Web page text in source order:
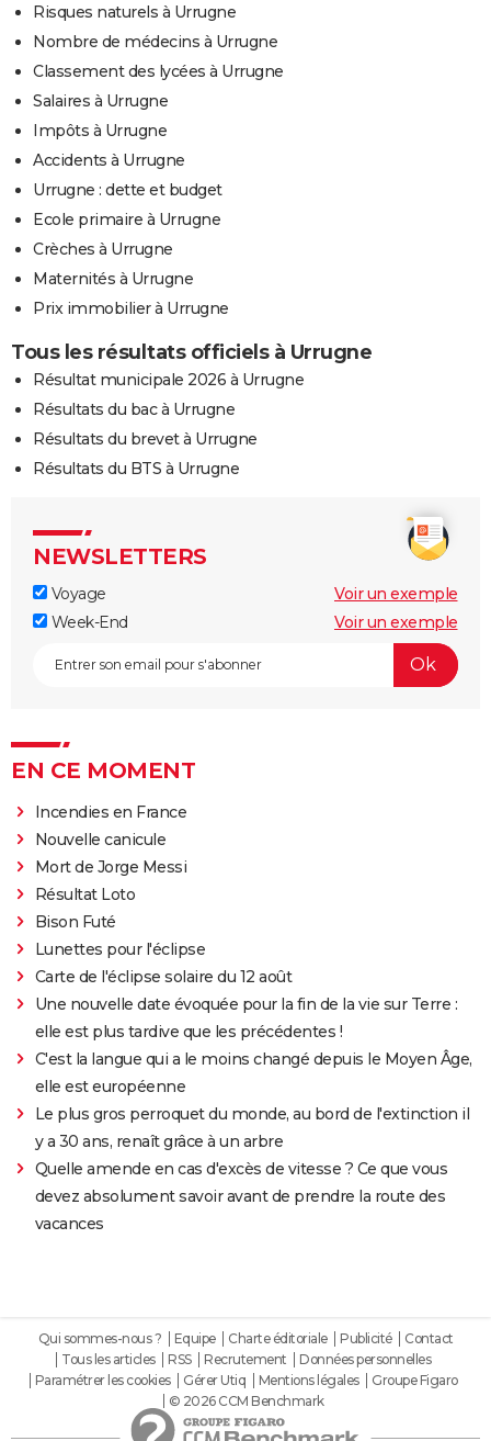
Risques naturels à Urrugne
Nombre de médecins à Urrugne
Classement des lycées à Urrugne
Salaires à Urrugne
Impôts à Urrugne
Accidents à Urrugne
Urrugne : dette et budget
Ecole primaire à Urrugne
Crèches à Urrugne
Maternités à Urrugne
Prix immobilier à Urrugne
Tous les résultats officiels à Urrugne
Résultat municipale 2026 à Urrugne
Résultats du bac à Urrugne
Résultats du brevet à Urrugne
Résultats du BTS à Urrugne
NEWSLETTERS
Voyage
Voir un exemple
Week-End
Voir un exemple
EN CE MOMENT
Incendies en France
Nouvelle canicule
Mort de Jorge Messi
Résultat Loto
Bison Futé
Lunettes pour l'éclipse
Carte de l'éclipse solaire du 12 août
Une nouvelle date évoquée pour la fin de la vie sur Terre :
elle est plus tardive que les précédentes !
C'est la langue qui a le moins changé depuis le Moyen Âge,
elle est européenne
Le plus gros perroquet du monde, au bord de l'extinction il
y a 30 ans, renaît grâce à un arbre
Quelle amende en cas d'excès de vitesse ? Ce que vous
devez absolument savoir avant de prendre la route des
vacances
Qui sommes-nous ? Equipe Charte éditoriale Publicité
Contact
Tous les articles
RSS Recrutement
Données personnelles
Paramétrer les cookies
Gérer Utiq Mentions légales
Groupe Figaro
© 2026 CCM Benchmark